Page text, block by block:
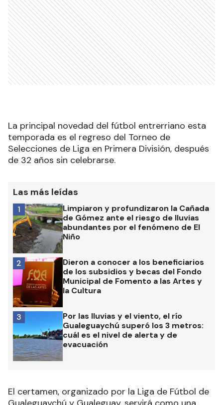
La principal novedad del fútbol entrerriano esta
temporada es el regreso del Torneo de
Selecciones de Liga en Primera División, después
de 32 años sin celebrarse.
Las más leídas
Limpiaron y profundizaron la Cañada
de Gómez ante el riesgo de lluvias
abundantes por el fenómeno de El
Niño
1
Dieron a conocer a los beneficiarios
de los subsidios y becas del Fondo
Municipal de Fomento a las Artes y
la Cultura
2
Por las lluvias y el viento, el río
Gualeguaychú superó los 3 metros:
cuál es el nivel de alerta y de
evacuación
3
El certamen, organizado por la Liga de Fútbol de